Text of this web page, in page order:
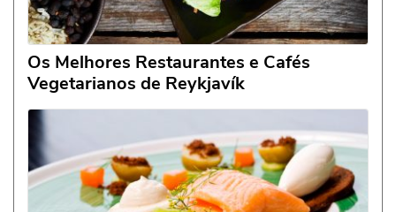
Os Melhores Restaurantes e Cafés
Vegetarianos de Reykjavík